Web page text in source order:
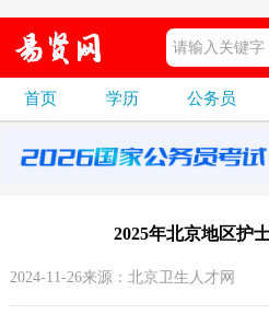
首页 学历 公务员
2025年北京地区护
2024-11-26来源：北京卫生人才网